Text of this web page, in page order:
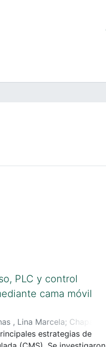
PLC y control
cama móvil
, Lina Marcela; Chaparro
estrategias de